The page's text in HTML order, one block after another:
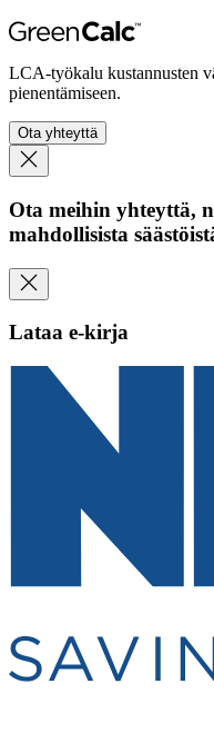
LCA-työkalu kustannusten
pienentämiseen.
Ota yhteyttä
Ota meihin yhteyttä,
mahdollisista
Lataa e-kirja